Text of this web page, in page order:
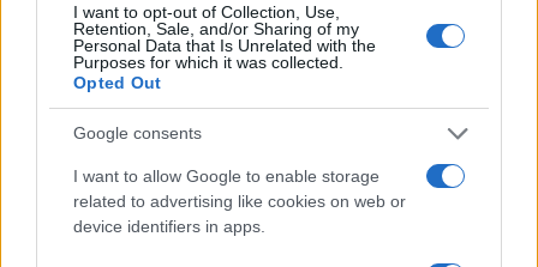
I want to opt-out of Collection, Use,
Retention, Sale, and/or Sharing of my
Personal Data that Is Unrelated with the
Purposes for which it was collected.
Opted Out
Google consents
I want to allow Google to enable storage
related to advertising like cookies on web or
device identifiers in apps.
Varianti di consistenza e sapore
Per aumentare la croccantezza si possono tostare i
semi di sesamo
di servire. In alternativa è possibile sperimentare
miscele di spezie come cumino e coriandolo per un
profilo aromatico più orientale. Lapaprika
affumicataconferisce invece un aroma più